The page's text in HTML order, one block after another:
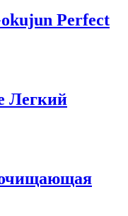
Perfect
Легкий